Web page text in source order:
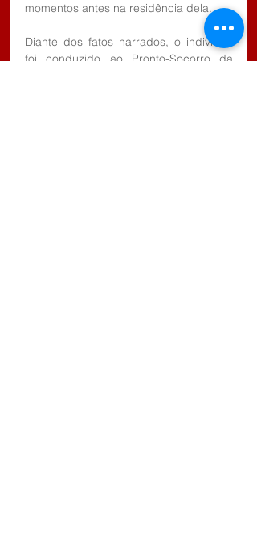
momentos antes na residência dela.
Diante dos fatos narrados, o indivíduo
foi conduzido ao Pronto-Socorro da